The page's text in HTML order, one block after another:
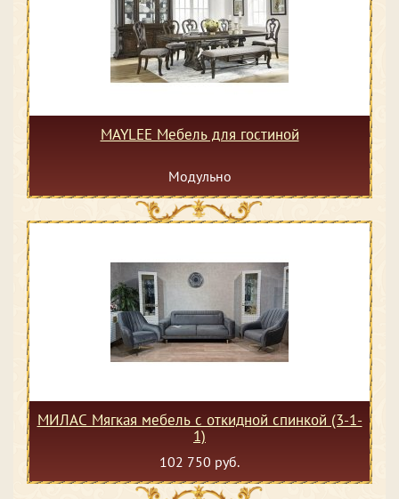
MAYLEE Мебель для гостиной
Модульно
МИЛАС Мягкая мебель с откидной спинкой (3-1-
1)
102 750 руб.